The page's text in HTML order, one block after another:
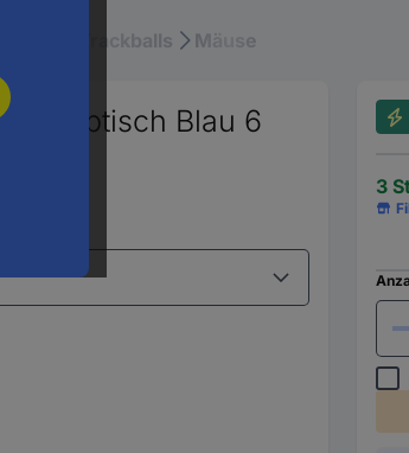
& Trackballs Mäuse
Optisch Blau 6
3